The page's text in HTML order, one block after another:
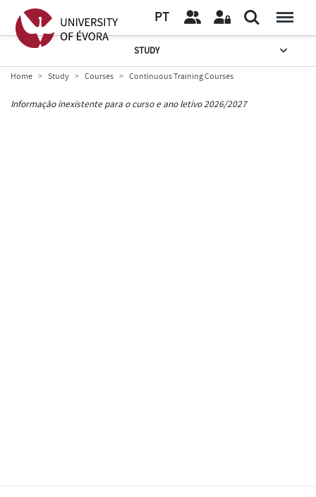
PT
STUDY
Home Study Courses Continuous Training Courses
Informação inexistente para o curso e ano letivo 2026/2027